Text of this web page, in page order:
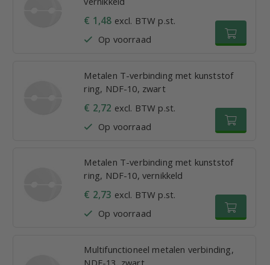
€ 1,48 excl. BTW p.st.
Op voorraad
Metalen T-verbinding met kunststof
ring, NDF-10, zwart
€ 2,72 excl. BTW p.st.
Op voorraad
Metalen T-verbinding met kunststof
ring, NDF-10, vernikkeld
€ 2,73 excl. BTW p.st.
Op voorraad
Multifunctioneel metalen verbinding,
NDF-13, zwart